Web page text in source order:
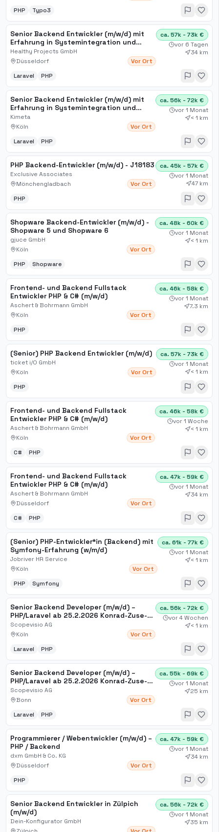
PHP
Typo3
Senior Backend Entwickler (m/w/d) mit
Erfahrung in Systemintegration und
idealerweise Laravel
Healthy Projects GmbH
Düsseldorf
Vor Ort
ca. 57k - 73k €
vor 6 Tagen
34 km
Laravel PHP
Senior Backend Entwickler (m/w/d) mit
Erfahrung in Systemintegration und
idealerweise Laravel
Kimeta
Köln
Vor Ort
ca. 56k - 72k €
vor 1 Monat
< 1 km
Laravel PHP
PHP Backend-Entwickler (m/w/d) - J18183
Exclusive Associates
Mönchengladbach
Vor Ort
ca. 45k - 57k €
vor 1 Monat
47 km
PHP
Shopware Backend-Entwickler (m/w/d) -
Shopware 5 und Shopware 6
gjuce GmbH
Köln
Vor Ort
ca. 48k - 60k €
vor 1 Monat
< 1 km
PHP Shopware
Frontend- und Backend Fullstack
Entwickler PHP & C# (m/w/d)
Aschert & Bohrmann GmbH
Köln
Vor Ort
ca. 46k - 58k €
vor 1 Monat
7.3 km
PHP
(Senior) PHP Backend Entwickler (m/w/d)
ticket i/O GmbH
Köln
Vor Ort
ca. 57k - 73k €
vor 1 Monat
< 1 km
PHP
Frontend- und Backend Fullstack
Entwickler PHP & C# (m/w/d)
Aschert & Bohrmann GmbH
Köln
Vor Ort
ca. 46k - 58k €
vor 1 Woche
< 1 km
C# PHP
Frontend- und Backend Fullstack
Entwickler PHP & C# (m/w/d)
Aschert & Bohrmann GmbH
Düsseldorf
Vor Ort
ca. 47k - 59k €
vor 1 Monat
34 km
C# PHP
(Senior) PHP-Entwickler*in (Backend) mit
Symfony-Erfahrung (w/m/d)
Jobriver HR Service
Köln
Vor Ort
ca. 61k - 77k €
vor 1 Monat
< 1 km
PHP Symfony
Senior Backend Developer (m/w/d) –
PHP/Laravel ab 25.2.2026 Konrad-Zuse-
Platz 7, 53227 Bonn, De[...]
Scopevisio AG
Köln
Vor Ort
ca. 56k - 72k €
vor 4 Wochen
< 1 km
Laravel PHP
Senior Backend Developer (m/w/d) –
PHP/Laravel ab 25.2.2026 Konrad-Zuse-
Platz 7, 53227 Bonn, De[...]
Scopevisio AG
Bonn
Vor Ort
ca. 55k - 69k €
vor 1 Monat
25 km
Laravel PHP
Programmierer / Webentwickler (m/w/d) –
PHP / Backend
dxm GmbH & Co. KG
Düsseldorf
Vor Ort
ca. 47k - 59k €
vor 1 Monat
34 km
PHP
Senior Backend Entwickler in Zülpich
(m/w/d)
Dein-Konfigurator GmbH
ca. 56k - 72k €
vor 1 Monat
35 km